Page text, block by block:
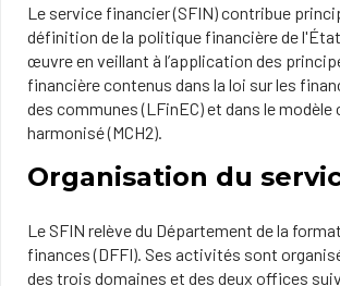
Le service financier (SFIN) contribue
définition de la politique financière de
œuvre en veillant à l’application des
financière contenus dans la loi sur les
des communes (LFinEC) et dans le
harmonisé (MCH2).
Organisation du
​​​​​​​​​​​Le SFIN relève du Département de la
finances (DFFI). Ses activités sont
des trois domaines et des deux offices